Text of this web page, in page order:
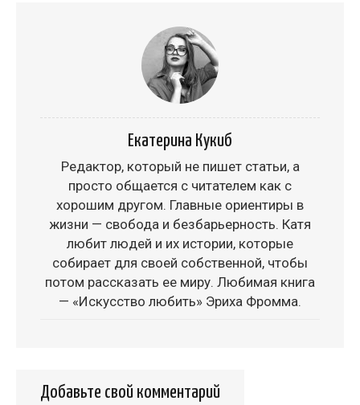
Екатерина Кукиб
Редактор, который не пишет статьи, а
просто общается с читателем как с
хорошим другом. Главные ориентиры в
жизни — свобода и безбарьерность. Катя
любит людей и их истории, которые
собирает для своей собственной, чтобы
потом рассказать ее миру. Любимая книга
— «Искусство любить» Эриха Фромма.
Добавьте свой комментарий